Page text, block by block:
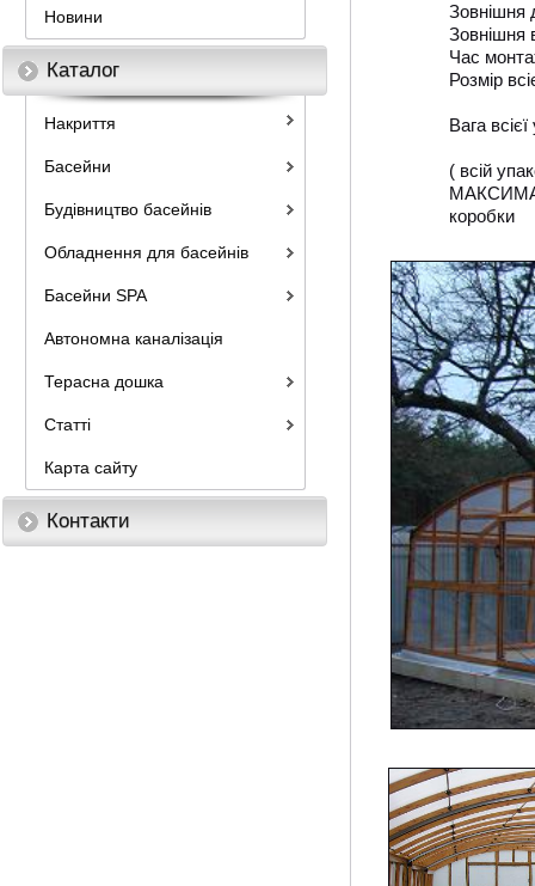
Новини
Каталог
Накриття
Басейни
Будівництво басейнів
Обладнення для басейнів
Басейни SPA
Автономна каналізація
Терасна дошка
Статті
Карта сайту
Контакти
Зовнішня
Зовнішня
Час
Розмір
Вага
( всій
коробки